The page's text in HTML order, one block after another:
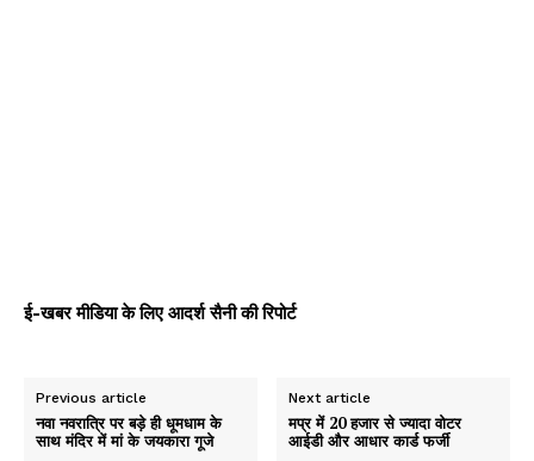
ई-खबर मीडिया के लिए आदर्श सैनी की रिपोर्ट
Previous article
नवा नवरात्रि पर बड़े ही धूमधाम के
साथ मंदिर में मां के जयकारा गूजे
Next article
मप्र में 20 हजार से ज्यादा वोटर
आईडी और आधार कार्ड फर्जी